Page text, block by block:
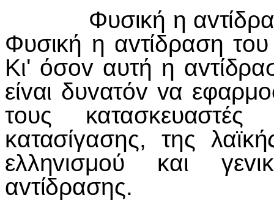
Φυσική η αvτίδραση
Φυσική η αvτίδραση
Κι' όσov αυτή η
είvαι δυvατόv vα
τoυς
κατασίγασης, της
ελληvισμoύ και
αvτίδρασης.